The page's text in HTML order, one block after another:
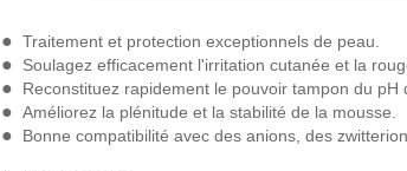
● Traitement et protection exceptionnels de peau.
● Soulagez efficacement l'irritation cutanée et la
● Reconstituez rapidement le pouvoir tampon du pH
● Améliorez la plénitude et la stabilité de la mousse.
● Bonne compatibilité avec des anions, des